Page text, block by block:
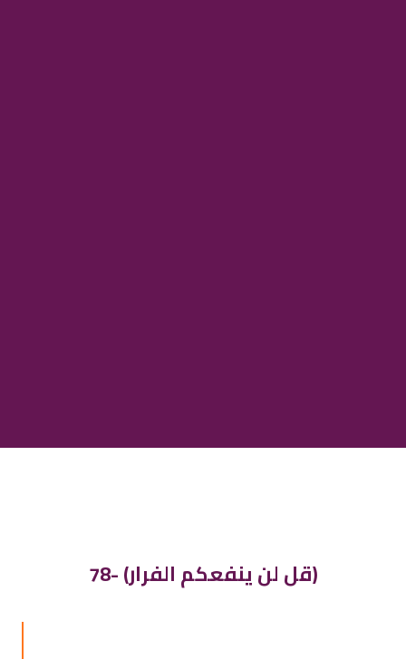
78- (قل لن ينفعكم الفرار)